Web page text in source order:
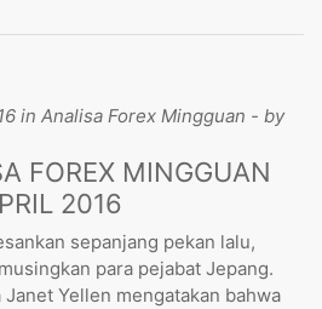
in Analisa Forex Mingguan - by
FOREX MINGGUAN
2016
sepanjang pekan lalu,
para pejabat Jepang.
Janet Yellen mengatakan bahwa